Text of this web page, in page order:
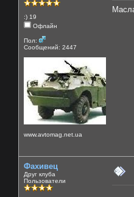
:) 19
Офлайн
Пол:
Сообщений: 2447
www.avtomag.net.ua
Фахивец
Друг клуба
Пользователи